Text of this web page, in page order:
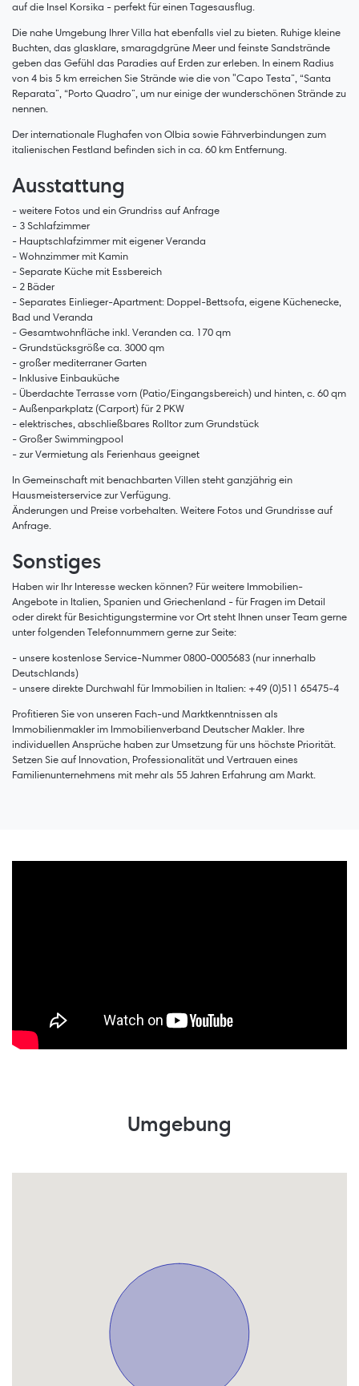
auf die Insel Korsika - perfekt für einen Tagesausflug.
Die nahe Umgebung Ihrer Villa hat ebenfalls viel zu bieten. Ruhige kleine
Buchten, das glasklare, smaragdgrüne Meer und feinste Sandstrände
geben das Gefühl das Paradies auf Erden zur erleben. In einem Radius
von 4 bis 5 km erreichen Sie Strände wie die von "Capo Testa”, “Santa
Reparata”, “Porto Quadro”, um nur einige der wunderschönen Strände zu
nennen.
Der internationale Flughafen von Olbia sowie Fährverbindungen zum
italienischen Festland befinden sich in ca. 60 km Entfernung.
Ausstattung
- weitere Fotos und ein Grundriss auf Anfrage
- 3 Schlafzimmer
- Hauptschlafzimmer mit eigener Veranda
- Wohnzimmer mit Kamin
- Separate Küche mit Essbereich
- 2 Bäder
- Separates Einlieger-Apartment: Doppel-Bettsofa, eigene Küchenecke,
Bad und Veranda
- Gesamtwohnfläche inkl. Veranden ca. 170 qm
- Grundstücksgröße ca. 3000 qm
- großer mediterraner Garten
- Inklusive Einbauküche
- Überdachte Terrasse vorn (Patio/Eingangsbereich) und hinten, c. 60 qm
- Außenparkplatz (Carport) für 2 PKW
- elektrisches, abschließbares Rolltor zum Grundstück
- Großer Swimmingpool
- zur Vermietung als Ferienhaus geeignet
In Gemeinschaft mit benachbarten Villen steht ganzjährig ein
Hausmeisterservice zur Verfügung.
Änderungen und Preise vorbehalten. Weitere Fotos und Grundrisse auf
Anfrage.
Sonstiges
Haben wir Ihr Interesse wecken können? Für weitere Immobilien-
Angebote in Italien, Spanien und Griechenland - für Fragen im Detail
oder direkt für Besichtigungstermine vor Ort steht Ihnen unser Team gerne
unter folgenden Telefonnummern gerne zur Seite:
- unsere kostenlose Service-Nummer 0800-0005683 (nur innerhalb
Deutschlands)
- unsere direkte Durchwahl für Immobilien in Italien: +49 (0)511 65475-4
Profitieren Sie von unseren Fach-und Marktkenntnissen als
Immobilienmakler im Immobilienverband Deutscher Makler. Ihre
individuellen Ansprüche haben zur Umsetzung für uns höchste Priorität.
Setzen Sie auf Innovation, Professionalität und Vertrauen eines
Familienunternehmens mit mehr als 55 Jahren Erfahrung am Markt.
Umgebung